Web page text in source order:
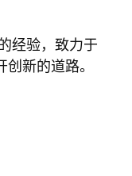
经验，致力于
新的道路。